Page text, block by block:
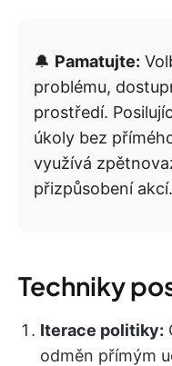
🔔 Pamatujte:
problému,
prostředí.
úkoly bez
využívá
přizpůsobení akcí.
Techniky
Iterace politiky:
odměn přímým